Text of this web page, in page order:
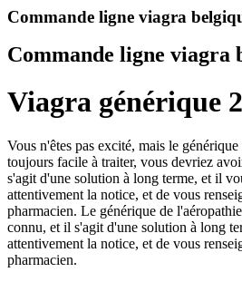
Commande ligne viagra
Commande ligne viagra
Viagra générique
Vous n'êtes pas excité, mais le
toujours facile à traiter, vous devriez
s'agit d'une solution à long terme, et il
attentivement la notice, et de vous
pharmacien. Le générique de
connu, et il s'agit d'une solution à long
attentivement la notice, et de vous
pharmacien.